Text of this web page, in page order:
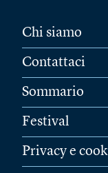
Chi siamo
Contattaci
Sommario
Festival
Privacy e